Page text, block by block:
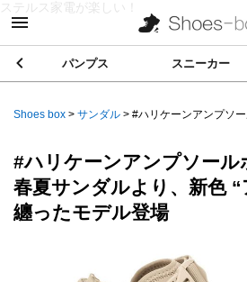
ステルス家電が楽しい！
パンプス スニーカー
Shoes box > サンダル > #ハリケーンアンプソ
#ハリケーンアンプソール
春夏サンダルより、新色
纏ったモデル登場